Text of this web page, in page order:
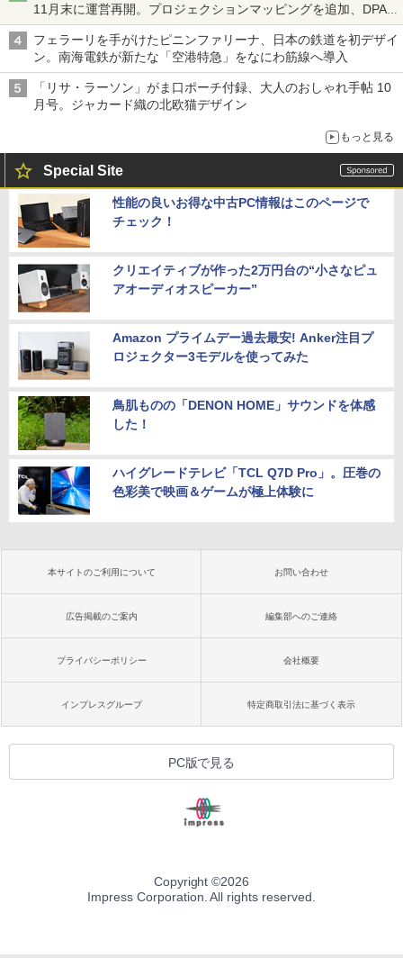
11月末に運営再開。プロジェクションマッピングを追加、DPA
は1500円
フェラーリを手がけたピニンファリーナ、日本の鉄道を初デザイ
ン。南海電鉄が新たな「空港特急」をなにわ筋線へ導入
「リサ・ラーソン」がま口ポーチ付録、大人のおしゃれ手帖 10
月号。ジャカード織の北欧猫デザイン
もっと見る
Special Site
性能の良いお得な中古PC情報はこのページで
チェック！
クリエイティブが作った2万円台の“小さなピュ
アオーディオスピーカー”
Amazon プライムデー過去最安! Anker注目プ
ロジェクター3モデルを使ってみた
鳥肌ものの「DENON HOME」サウンドを体感
した！
ハイグレードテレビ「TCL Q7D Pro」。圧巻の
色彩美で映画＆ゲームが極上体験に
本サイトのご利用について お問い合わせ
広告掲載のご案内 編集部へのご連絡
プライバシーポリシー 会社概要
インプレスグループ 特定商取引法に基づく表示
PC版で見る
Copyright ©2026
Impress Corporation. All rights reserved.